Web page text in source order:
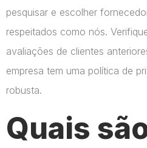
pesquisar e escolher
respeitados como nós.
avaliações de clientes
empresa tem uma política de
robusta.
Quais